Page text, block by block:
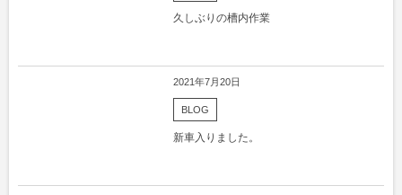
久しぶりの槽内作業
2021年7月20日
BLOG
新車入りました。